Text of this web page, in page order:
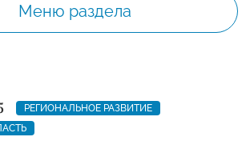
Меню раздела
РЕГИОНАЛЬНОЕ РАЗВИТИЕ